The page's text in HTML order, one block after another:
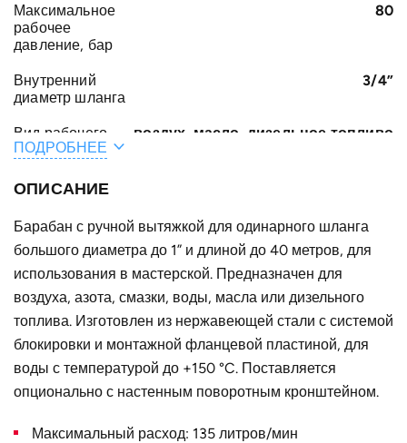
Максимальное
рабочее
давление, бар
80
Внутренний
диаметр шланга
3/4”
Вид рабочего
тела
воздух, масло, дизельное топливо
Тип шланга
Общая длина
шланга /
кабеля, м
Материал окрашенная листовая сталь
A, мм 150
F, мм
E, мм 235
C, мм
ПОДРОБНЕЕ
ОПИСАНИЕ
Барабан с ручной вытяжкой для одинарного шланга
большого диаметра до 1” и длиной до 40 метров, для
использования в мастерской. Предназначен для
воздуха, азота, смазки, воды, масла или дизельного
топлива. Изготовлен из нержавеющей стали с системой
блокировки и монтажной фланцевой пластиной, для
воды с температурой до +150 °C. Поставляется
опционально с настенным поворотным кронштейном.
Максимальный расход: 135 литров/мин